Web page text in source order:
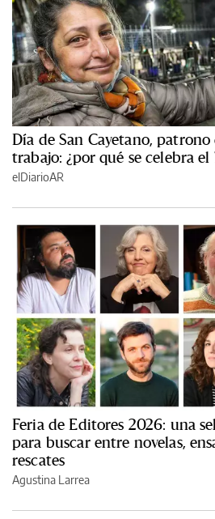
Día de San Cayetano,
trabajo: ¿por qué se celebra el
elDiarioAR
Feria de Editores 2026: una
para buscar entre novelas,
rescates
Agustina Larrea